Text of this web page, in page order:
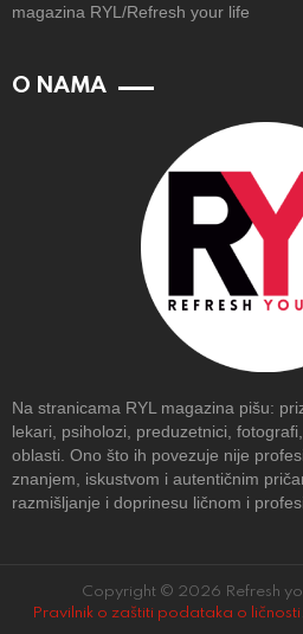
magazina RYL/Refresh your life
O NAMA
Na stranicama RYL magazina pišu:
lekari, psiholozi, preduzetnici,
oblasti. Ono što ih povezuje nije
znanjem, iskustvom i autentičnim
razmišljanje i doprinesu ličnom i
Copyright © 2026 Refresh
Pravilnik o zaštiti podataka o ličnosti